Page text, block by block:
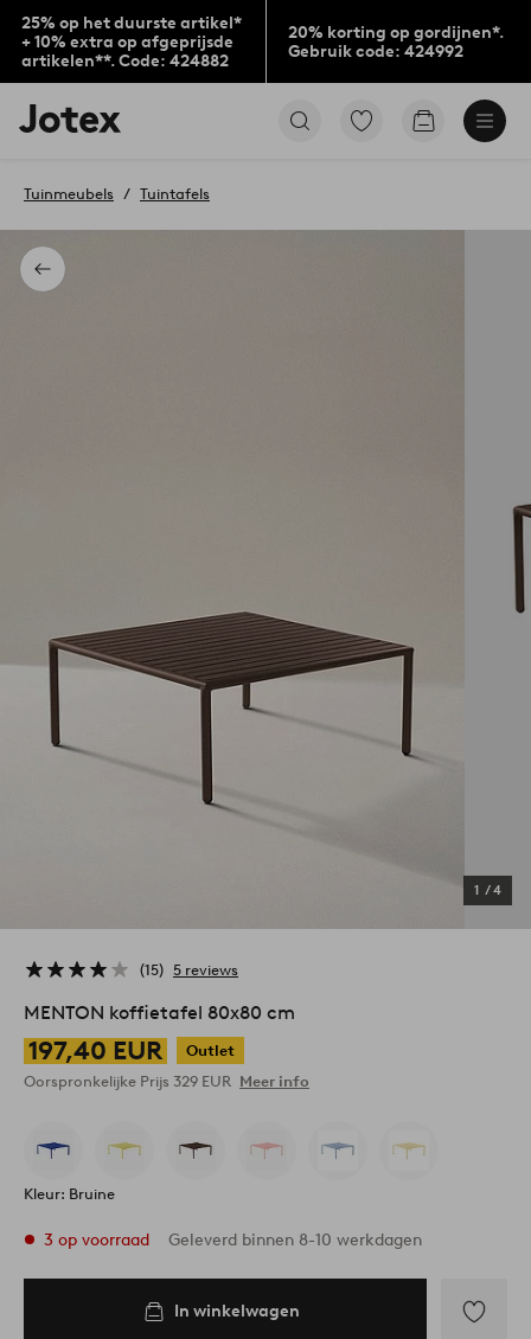
25% op het duurste artikel*
+ 10% extra op afgeprijsde
artikelen**. Code: 424882
20% korting op gordijnen*.
Gebruik code: 424992
Jotex
logo
to
home
page
Ga
Go
Terug
Tuinmeubels Tuintafels
1 /4
15 5 reviews
MENTON koffietafel 80x80 cm
197,40 EUR
Outlet
Oorspronkelijke Prijs 329 EUR Meer info
Kleur: Bruine
3 op voorraad Geleverd binnen 8-10 werkdagen
In winkelwagen